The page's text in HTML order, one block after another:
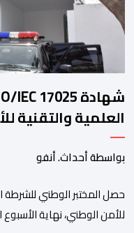
العلمية والتقنية
الخبرات الجنائية
بواسطة أحداث. أنفو
حصل المختبر الوطني للشرطة
للأمن الوطني، نهاية